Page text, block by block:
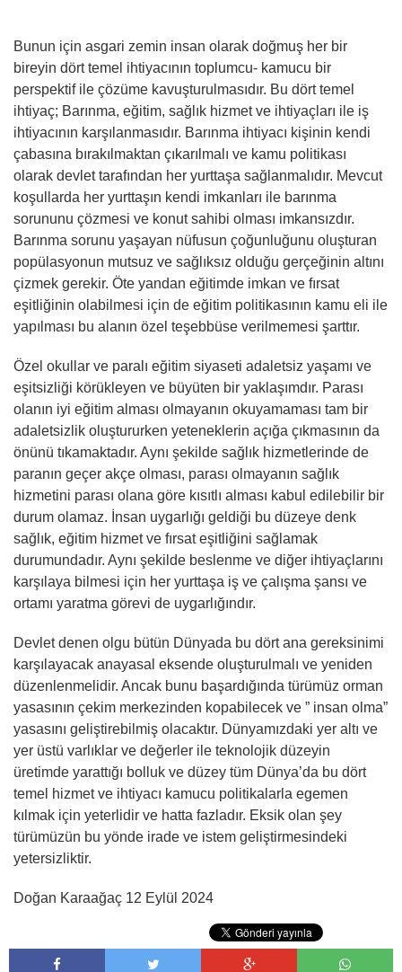
Bunun için asgari zemin insan olarak doğmuş her bir
bireyin dört temel ihtiyacının toplumcu- kamucu bir
perspektif ile çözüme kavuşturulmasıdır. Bu dört temel
ihtiyaç; Barınma, eğitim, sağlık hizmet ve ihtiyaçları ile iş
ihtiyacının karşılanmasıdır. Barınma ihtiyacı kişinin kendi
çabasına bırakılmaktan çıkarılmalı ve kamu politikası
olarak devlet tarafından her yurttaşa sağlanmalıdır. Mevcut
koşullarda her yurttaşın kendi imkanları ile barınma
sorununu çözmesi ve konut sahibi olması imkansızdır.
Barınma sorunu yaşayan nüfusun çoğunluğunu oluşturan
popülasyonun mutsuz ve sağlıksız olduğu gerçeğinin altını
çizmek gerekir. Öte yandan eğitimde imkan ve fırsat
eşitliğinin olabilmesi için de eğitim politikasının kamu eli ile
yapılması bu alanın özel teşebbüse verilmemesi şarttır.
Özel okullar ve paralı eğitim siyaseti adaletsiz yaşamı ve
eşitsizliği körükleyen ve büyüten bir yaklaşımdır. Parası
olanın iyi eğitim alması olmayanın okuyamaması tam bir
adaletsizlik oluştururken yeteneklerin açığa çıkmasının da
önünü tıkamaktadır. Aynı şekilde sağlık hizmetlerinde de
paranın geçer akçe olması, parası olmayanın sağlık
hizmetini parası olana göre kısıtlı alması kabul edilebilir bir
durum olamaz. İnsan uygarlığı geldiği bu düzeye denk
sağlık, eğitim hizmet ve fırsat eşitliğini sağlamak
durumundadır. Aynı şekilde beslenme ve diğer ihtiyaçlarını
karşılaya bilmesi için her yurttaşa iş ve çalışma şansı ve
ortamı yaratma görevi de uygarlığındır.
Devlet denen olgu bütün Dünyada bu dört ana gereksinimi
karşılayacak anayasal eksende oluşturulmalı ve yeniden
düzenlenmelidir. Ancak bunu başardığında türümüz orman
yasasının çekim merkezinden kopabilecek ve ” insan olma”
yasasını geliştirebilmiş olacaktır. Dünyamızdaki yer altı ve
yer üstü varlıklar ve değerler ile teknolojik düzeyin
üretimde yarattığı bolluk ve düzey tüm Dünya’da bu dört
temel hizmet ve ihtiyacı kamucu politikalarla egemen
kılmak için yeterlidir ve hatta fazladır. Eksik olan şey
türümüzün bu yönde irade ve istem geliştirmesindeki
yetersizliktir.
Doğan Karaağaç 12 Eylül 2024